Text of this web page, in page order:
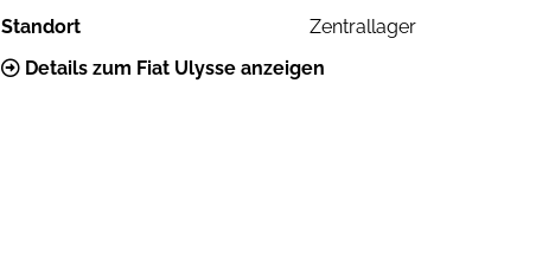
Standort
Zentrallager
Details zum Fiat Ulysse anzeigen